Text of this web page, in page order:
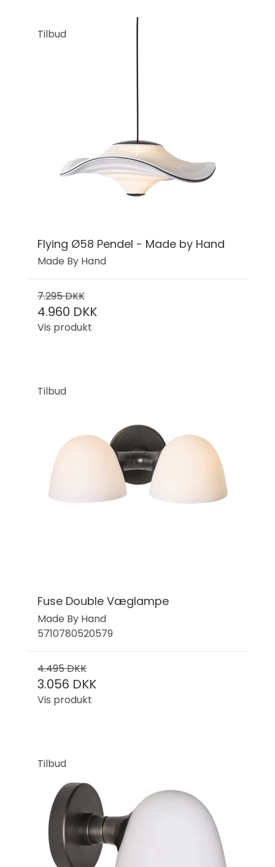
Tilbud
Flying Ø58 Pendel - Made by Hand
Made By Hand
7.295 DKK
4.960 DKK
Vis produkt
Tilbud
Fuse Double Væglampe
Made By Hand
5710780520579
4.495 DKK
3.056 DKK
Vis produkt
Tilbud